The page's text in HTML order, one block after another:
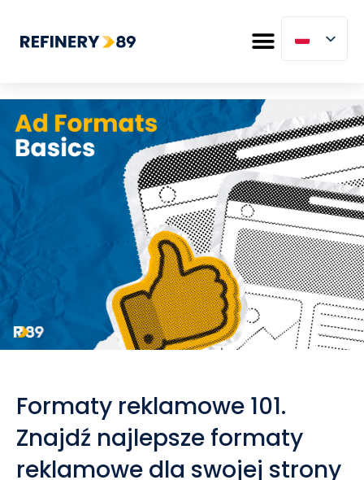
Formaty reklamowe 101.
Znajdź najlepsze formaty
reklamowe dla swojej strony